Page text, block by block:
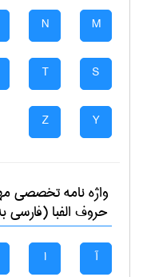
M
N
S
T
Y
Z
واژه نامه تخصصی
حروف الفبا (فارسی
آ ا